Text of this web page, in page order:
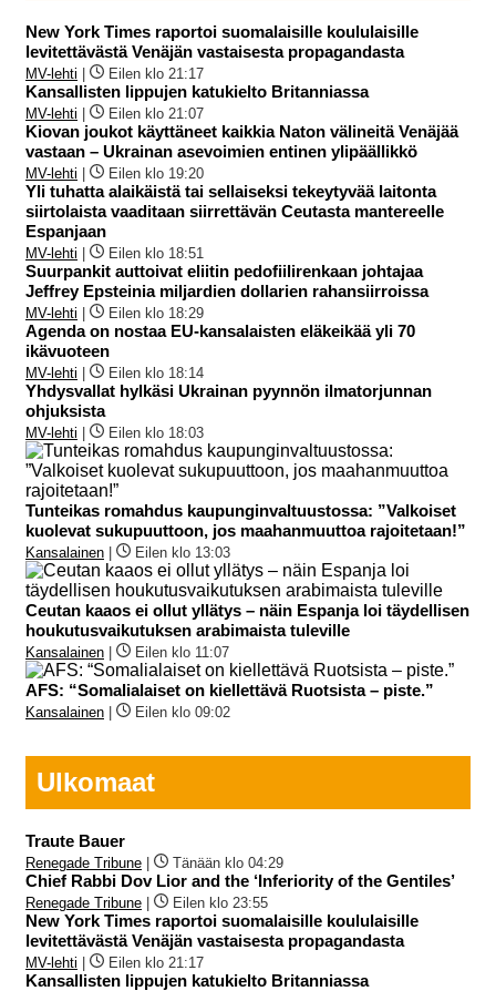
New York Times raportoi suomalaisille koululaisille
levitettävästä Venäjän vastaisesta propagandasta
MV-lehti | Eilen klo 21:17
Kansallisten lippujen katukielto Britanniassa
MV-lehti | Eilen klo 21:07
Kiovan joukot käyttäneet kaikkia Naton välineitä Venäjää
vastaan – Ukrainan asevoimien entinen ylipäällikkö
MV-lehti | Eilen klo 19:20
Yli tuhatta alaikäistä tai sellaiseksi tekeytyvää laitonta
siirtolaista vaaditaan siirrettävän Ceutasta mantereelle
Espanjaan
MV-lehti | Eilen klo 18:51
Suurpankit auttoivat eliitin pedofiilirenkaan johtajaa
Jeffrey Epsteinia miljardien dollarien rahansiirroissa
MV-lehti | Eilen klo 18:29
Agenda on nostaa EU-kansalaisten eläkeikää yli 70
ikävuoteen
MV-lehti | Eilen klo 18:14
Yhdysvallat hylkäsi Ukrainan pyynnön ilmatorjunnan
ohjuksista
MV-lehti | Eilen klo 18:03
Tunteikas romahdus kaupunginvaltuustossa: ”Valkoiset
kuolevat sukupuuttoon, jos maahanmuuttoa rajoitetaan!”
Kansalainen | Eilen klo 13:03
Ceutan kaaos ei ollut yllätys – näin Espanja loi täydellisen
houkutusvaikutuksen arabimaista tuleville
Kansalainen | Eilen klo 11:07
AFS: “Somalialaiset on kiellettävä Ruotsista – piste.”
Kansalainen | Eilen klo 09:02
Ulkomaat
Traute Bauer
Renegade Tribune | Tänään klo 04:29
Chief Rabbi Dov Lior and the ‘Inferiority of the Gentiles’
Renegade Tribune | Eilen klo 23:55
New York Times raportoi suomalaisille koululaisille
levitettävästä Venäjän vastaisesta propagandasta
MV-lehti | Eilen klo 21:17
Kansallisten lippujen katukielto Britanniassa